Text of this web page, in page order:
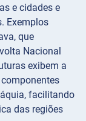
e cidades e
Exemplos
que
Nacional
exibem a
facilitando
das regiões